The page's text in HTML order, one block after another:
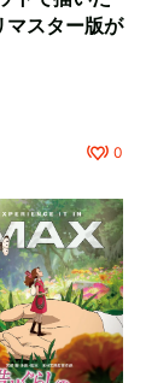
マスター版が
0